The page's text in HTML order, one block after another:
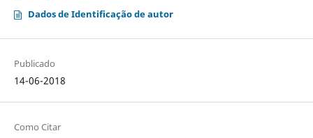
Dados de Identificação de autor
Publicado
14-06-2018
Como Citar